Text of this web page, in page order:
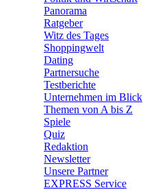
Panorama
Ratgeber
Witz des Tages
Shoppingwelt
Dating
Partnersuche
Testberichte
Unternehmen im Blick
Themen von A bis Z
Spiele
Quiz
Redaktion
Newsletter
Unsere Partner
EXPRESS Service